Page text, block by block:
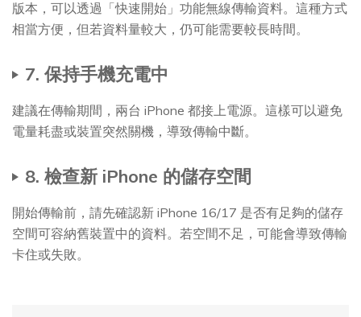
版本，可以透過「快速開始」功能無線傳輸資料。這種方式
相當方便，但若資料量較大，仍可能需要較長時間。
7. 保持手機充電中
建議在傳輸期間，兩台 iPhone 都接上電源。這樣可以避免
電量耗盡或裝置突然關機，導致傳輸中斷。
8. 檢查新 iPhone 的儲存空間
開始傳輸前，請先確認新 iPhone 16/17 是否有足夠的儲存
空間可容納舊裝置中的資料。若空間不足，可能會導致傳輸
卡住或失敗。